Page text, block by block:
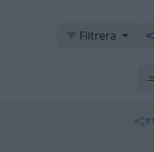
Filtrera
#1